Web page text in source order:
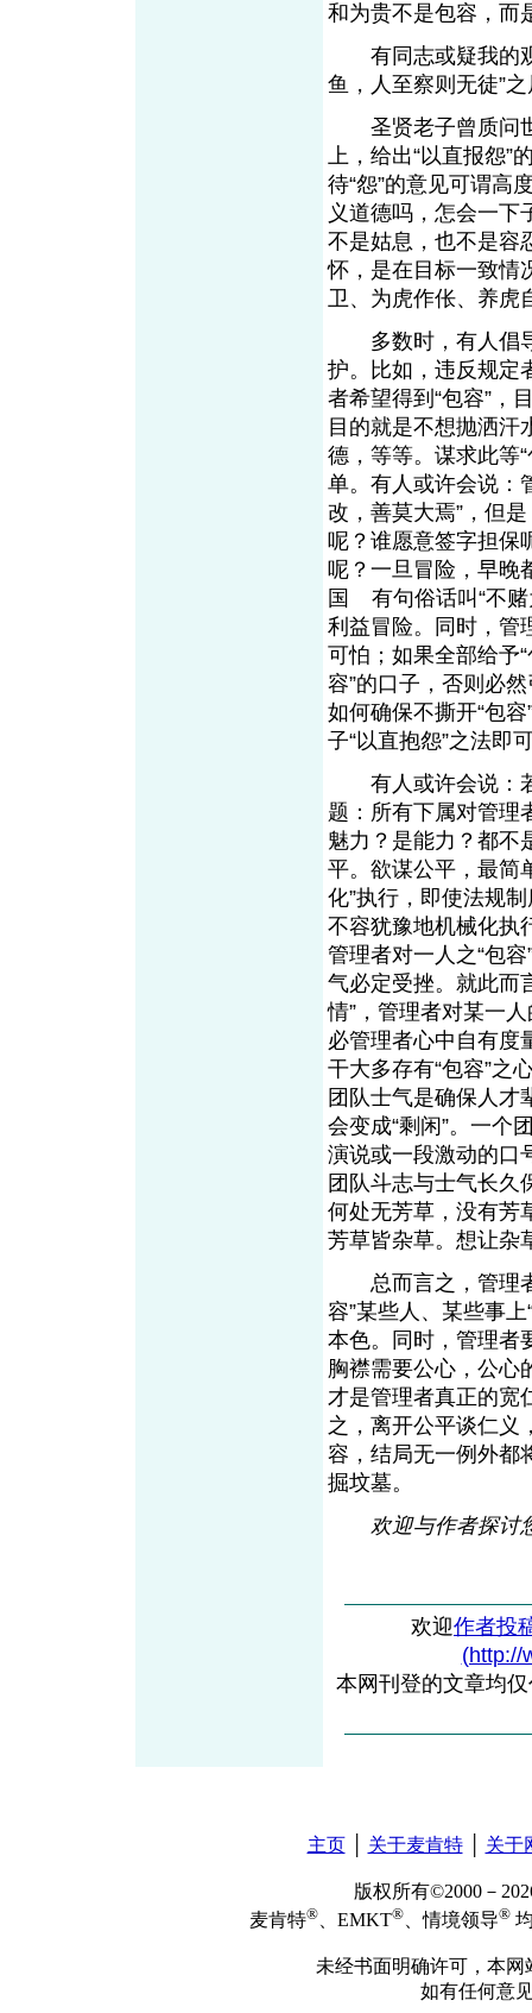
和为贵不是包容，而
有同志或疑我的观
鱼，人至察则无徒”
圣贤老子曾质问世
上，给出“以直报怨”
待“怨”的意见可谓高
义道德吗，怎会一下
不是姑息，也不是容
怀，是在目标一致情
卫、为虎作伥、养虎
多数时，有人倡导
护。比如，违反规定
者希望得到“包容”，
目的就是不想抛洒汗
德，等等。谋求此等
单。有人或许会说：
改，善莫大焉”，但
呢？谁愿意签字担保
呢？一旦冒险，早晚
国
有句俗话叫“不
利益冒险。同时，管
可怕；如果全部给予
容”的口子，否则必
如何确保不撕开“包
子“以直抱怨”之法
有人或许会说：若
题：所有下属对管理
魅力？是能力？都不
平。欲谋公平，最简
化”执行，即使法规
不容犹豫地机械化执
管理者对一人之“包
气必定受挫。就此而
情”，管理者对某一
必管理者心中自有度
干大多存有“包容”之
团队士气是确保人才
会变成“剩闲”。一个
演说或一段激动的口
团队斗志与士气长久
何处无芳草，没有芳
芳草皆杂草。想让杂
总而言之，管理者
容”某些人、某些事
本色。同时，管理者
胸襟需要公心，公心
才是管理者真正的宽
之，离开公平谈仁义
容，结局无一例外都
掘坟墓。
欢迎与作者探讨您
欢迎作者投
(http://
本网刊登的文章均
主页│ 关于麦肯特│ 关于
版权所有©2000－
麦肯特® 、EMKT® 、情境领导®
未经书面明确许可，本
如有任何意